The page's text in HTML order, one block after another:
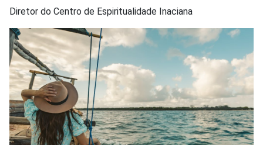
Diretor do Centro de Espiritualidade Inaciana